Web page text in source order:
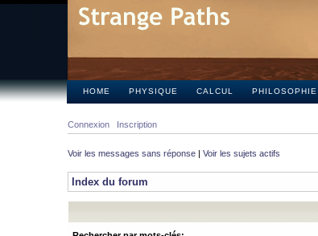
HOME PHYSIQUE CALCUL PHILOSOPHIE
Connexion Inscription
Voir les messages sans réponse | Voir les sujets actifs
Index du forum